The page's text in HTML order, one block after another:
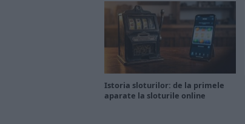
Istoria sloturilor: de la primele
aparate la sloturile online